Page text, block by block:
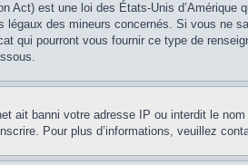
Act) est une loi des États-Unis
des mineurs concernés. Si vous ne
qui pourront vous fournir ce type de
ait banni votre adresse IP ou interdit le
Pour plus d’informations, veuillez